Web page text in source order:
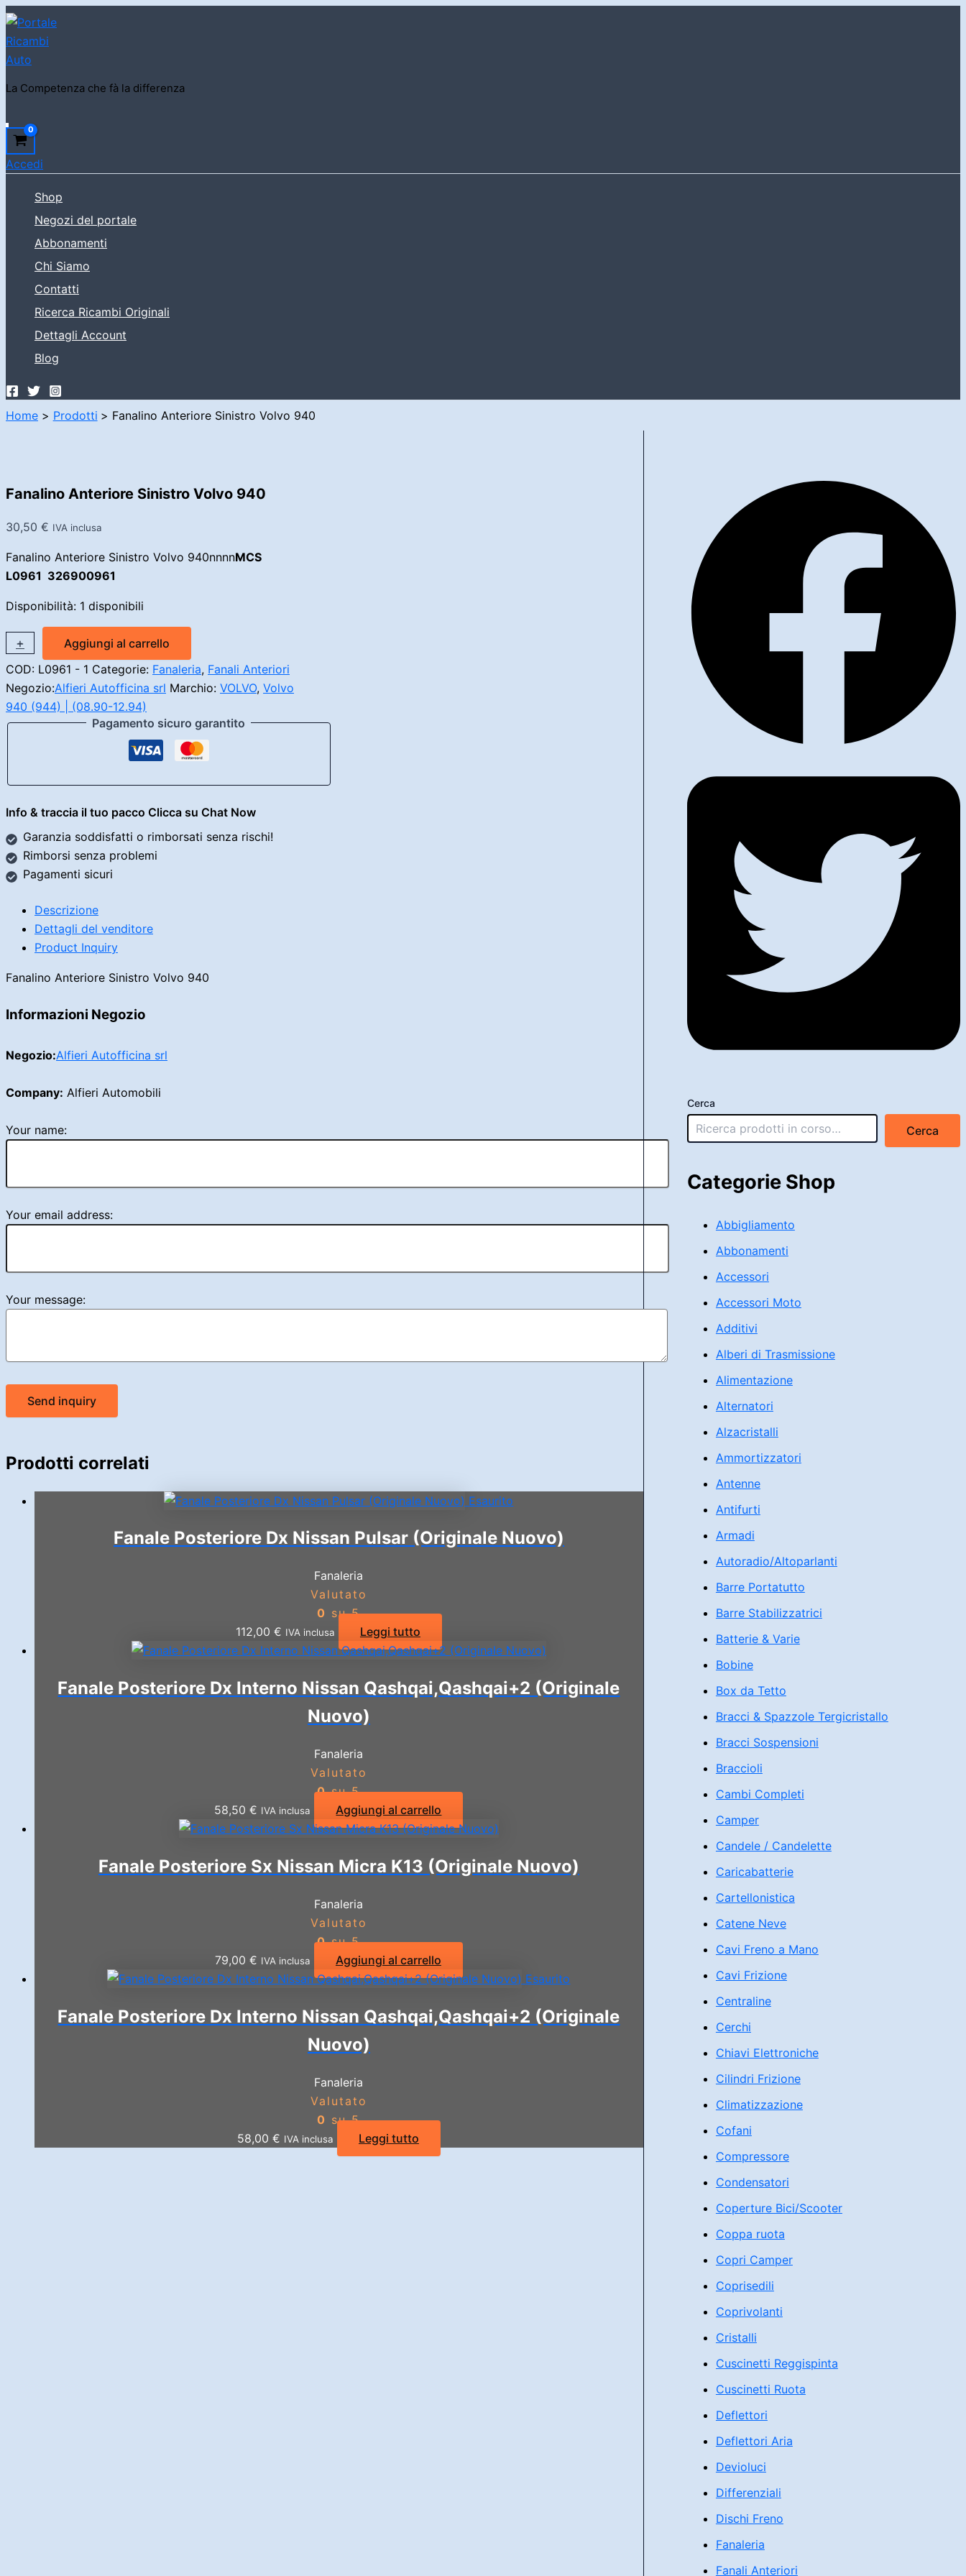
Vai
al
contenuto
La Competenza che fà la differenza
Accedi
Shop
Negozi del portale
Abbonamenti
Chi Siamo
Contatti
Ricerca Ricambi Originali
Dettagli Account
Blog
Home Prodotti Fanalino Anteriore Sinistro Volvo 940
Fanalino Anteriore Sinistro Volvo 940
30,50 € IVA inclusa
Fanalino Anteriore Sinistro Volvo 940nnnnMCS
L0961 326900961
Disponibilità: 1 disponibili
-
Fanalino
Anteriore
Sinistro
Volvo
940
quantità
+
Aggiungi al carrello
COD: L0961 - 1 Categorie: Fanaleria, Fanali Anteriori
Negozio:Alfieri Autofficina srl Marchio: VOLVO, Volvo
940 (944) | (08.90-12.94)
Pagamento sicuro garantito
Info & traccia il tuo pacco Clicca su Chat Now
Garanzia soddisfatti o rimborsati senza rischi!
Rimborsi senza problemi
Pagamenti sicuri
Descrizione
Dettagli del venditore
Product Inquiry
Fanalino Anteriore Sinistro Volvo 940
Informazioni Negozio
Negozio:Alfieri Autofficina srl
Company: Alfieri Automobili
Your name:
Your email address:
Your message:
Send inquiry
Prodotti correlati
Esaurito
Fanale Posteriore Dx Nissan Pulsar (Originale Nuovo)
Fanaleria
Valutato
0 su 5
112,00 € IVA inclusa Leggi tutto
Fanale Posteriore Dx Interno Nissan Qashqai,Qashqai+2 (Originale
Nuovo)
Fanaleria
Valutato
0su 5
58,50€ IVA inclusa Aggiungi al carrello
Fanale Posteriore Sx Nissan Micra K13 (Originale Nuovo)
Fanaleria
Valutato
0su 5
79,00 € IVA inclusa
Aggiungi al carrello
Esaurito
Fanale Posteriore Dx Interno Nissan Qashqai,Qashqai+2 (Originale
Nuovo)
Fanaleria
Valutato
0 su 5
58,00 € IVA inclusa Leggi tutto
Cerca
Cerca
Categorie Shop
Abbigliamento
Abbonamenti
Accessori
Accessori Moto
Additivi
Alberi di Trasmissione
Alimentazione
Alternatori
Alzacristalli
Ammortizzatori
Antenne
Antifurti
Armadi
Autoradio/Altoparlanti
Barre Portatutto
Barre Stabilizzatrici
Batterie & Varie
Bobine
Box da Tetto
Bracci & Spazzole Tergicristallo
Bracci Sospensioni
Braccioli
Cambi Completi
Camper
Candele / Candelette
Caricabatterie
Cartellonistica
Catene Neve
Cavi Freno a Mano
Cavi Frizione
Centraline
Cerchi
Chiavi Elettroniche
Cilindri Frizione
Climatizzazione
Cofani
Compressore
Condensatori
Coperture Bici/Scooter
Coppa ruota
Copri Camper
Coprisedili
Coprivolanti
Cristalli
Cuscinetti Reggispinta
Cuscinetti Ruota
Deflettori
Deflettori Aria
Devioluci
Differenziali
Dischi Freno
Fanaleria
Fanali Anteriori